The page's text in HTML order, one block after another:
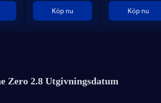
Köp nu Köp nu
Zero 2.8 Utgivningsdatum